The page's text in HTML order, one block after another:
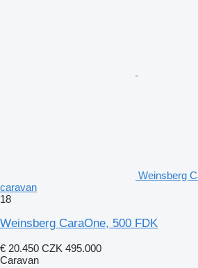
Weinsberg
caravan
18
Weinsberg CaraOne, 500 FDK
€ 20.450 CZK 495.000
Caravan